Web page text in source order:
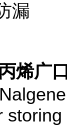
漏
烯广